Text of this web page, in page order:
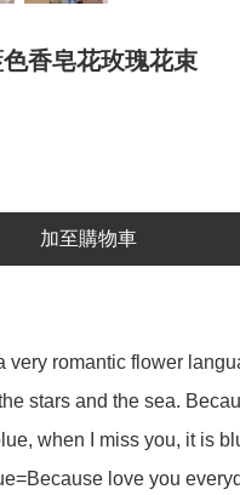
香皂花玫瑰花束
加至購物車
very romantic flower
stars and the sea.
when I miss you, it is
love you